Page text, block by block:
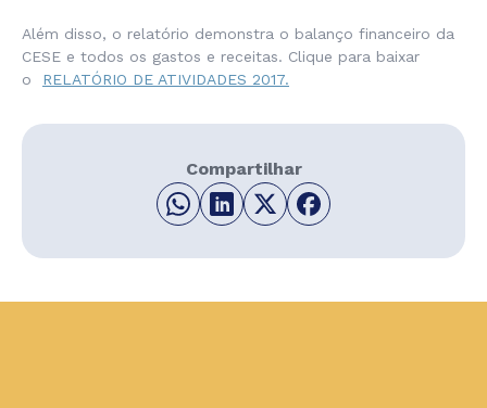
Além disso, o relatório demonstra o balanço financeiro da
CESE e todos os gastos e receitas. Clique para baixar
o RELATÓRIO DE ATIVIDADES 2017.
Compartilhar